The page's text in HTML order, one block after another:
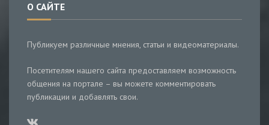
О САЙТЕ
Публикуем различные мнения, статьи и видеоматериалы.
Посетителям нашего сайта предоставляем возможность
общения на портале – вы можете комментировать
публикации и добавлять свои.